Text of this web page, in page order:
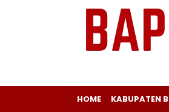
HOME KABUPATEN